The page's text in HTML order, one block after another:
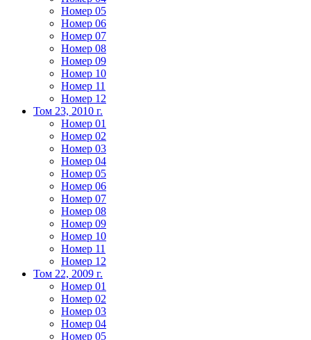
Номер 05
Номер 06
Номер 07
Номер 08
Номер 09
Номер 10
Номер 11
Номер 12
Том 23, 2010 г.
Номер 01
Номер 02
Номер 03
Номер 04
Номер 05
Номер 06
Номер 07
Номер 08
Номер 09
Номер 10
Номер 11
Номер 12
Том 22, 2009 г.
Номер 01
Номер 02
Номер 03
Номер 04
Номер 05